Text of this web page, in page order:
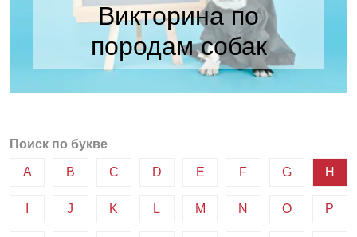
Викторина по
породам собак
Поиск по букве
A B C D E F G H
J K L M N O P